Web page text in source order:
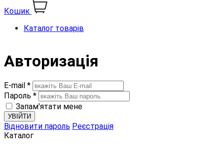
Кошик
Каталог товарів
Авторизація
E-mail *
Пароль *
Запам'ятати мене
Відновити пароль Реєстрація
Каталог